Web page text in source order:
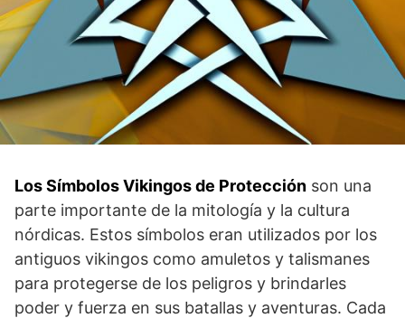
Los Símbolos Vikingos de⁢ Protección son una
parte importante de la mitología y la ⁣cultura
nórdicas. ‌Estos símbolos eran utilizados por‌ los
antiguos vikingos⁢ como amuletos y talismanes
para protegerse de​ los peligros y brindarles
poder y fuerza en ⁢sus batallas y aventuras. Cada